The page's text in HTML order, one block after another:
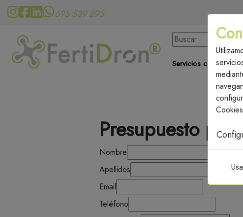
695 539 295
Servicios con Drones
Presupuesto
Nombre
Apellidos
Email
Teléfono